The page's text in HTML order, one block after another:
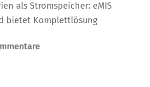
als Stromspeicher: eMIS
bietet Komplettlösung